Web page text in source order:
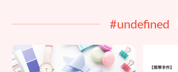
#undefined